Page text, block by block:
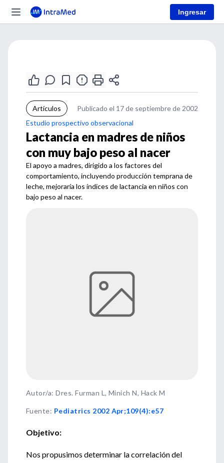
Ingresar
Artículos
Publicado el 17 de septiembre de 2002
Estudio prospectivo observacional
Lactancia en madres de niños
con muy bajo peso al nacer
El apoyo a madres, dirigido a los factores del
comportamiento, incluyendo producción temprana de
leche, mejoraría los índices de lactancia en niños con
bajo peso al nacer.
Autor/a: Dres. Furman L, Minich N, Hack M
Fuente: Pediatrics 2002 Apr;109(4):e57
Objetivo:
Nos propusimos determinar la correlación del